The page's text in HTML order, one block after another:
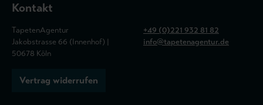
Kontakt
TapetenAgentur
Jakobstrasse 66 (Innenhof) |
50678 Köln
+49 (0)221 932 81 82
info@tapetenagentur.de
Vertrag widerrufen